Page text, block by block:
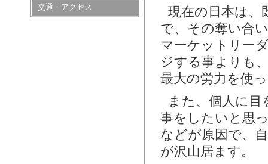
交通・アクセス
現在の日本は、
で、その奪い合
マーケットリー
ジする事よりも
最大の労力を使
また、個人に
事をしたいと思
などが原因で、
が沢山居ます。